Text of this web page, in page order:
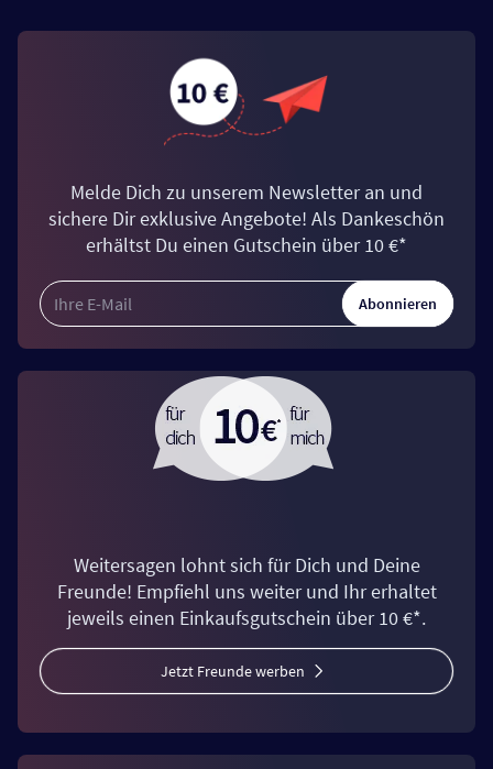
Melde Dich zu unserem Newsletter an und
sichere Dir exklusive Angebote! Als Dankeschön
erhältst Du einen Gutschein über 10 €*
Abonnieren
Weitersagen lohnt sich für Dich und Deine
Freunde! Empfiehl uns weiter und Ihr erhaltet
jeweils einen Einkaufsgutschein über 10 €*.
Jetzt Freunde werben